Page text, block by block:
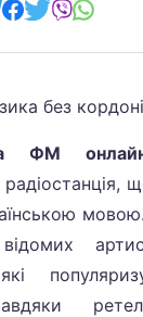
без
ФМ
мовою.